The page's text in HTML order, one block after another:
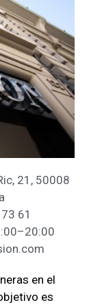
21, 50008
61
en el
es